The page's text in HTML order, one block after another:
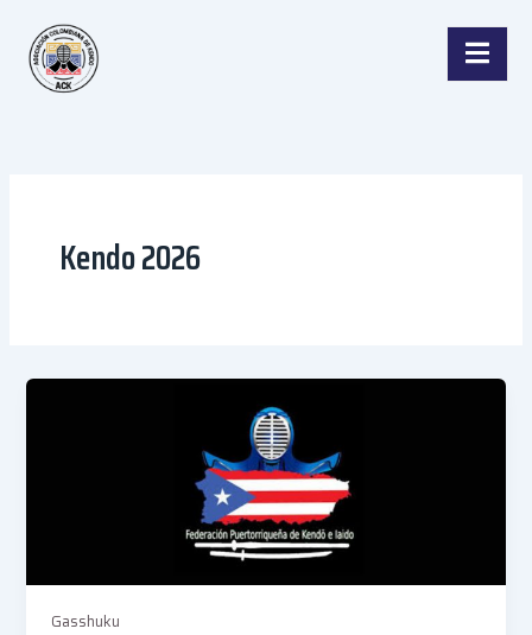
contenido
Kendo 2026
Gasshuku